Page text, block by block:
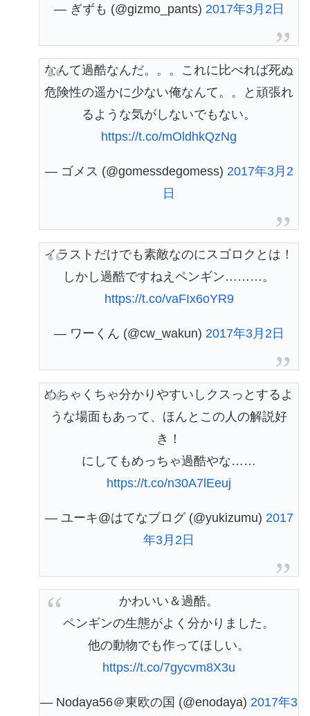
— ぎずも (@gizmo_pants) 2017年3月2日
なんて過酷なんだ。。。これに比べれば死ぬ
危険性の遥かに少ない俺なんて。。と頑張れ
るような気がしないでもない。
https://t.co/mOldhkQzNg
— ゴメス (@gomessdegomess) 2017年3月2
日
イラストだけでも素敵なのにスゴロクとは！
しかし過酷ですねえペンギン………。
https://t.co/vaFIx6oYR9
— ワーくん (@cw_wakun) 2017年3月2日
めちゃくちゃ分かりやすいしクスっとするよ
うな場面もあって、ほんとこの人の解説好
き！
にしてもめっちゃ過酷やな……
https://t.co/n30A7lEeuj
— ユーキ@はてなブログ (@yukizumu) 2017
年3月2日
かわいい＆過酷。
ペンギンの生態がよく分かりました。
他の動物でも作ってほしい。
https://t.co/7gycvm8X3u
— Nodaya56＠東欧の国 (@enodaya) 2017年3